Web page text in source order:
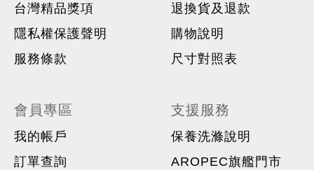
台灣精品獎項
隱私權保護聲明
服務條款
退換貨及退款
購物說明
尺寸對照表
會員專區
我的帳戶
訂單查詢
支援服務
保養洗滌說明
AROPEC旗艦門市